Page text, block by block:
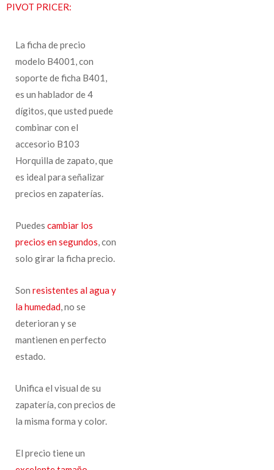
PIVOT PRICER:
La ficha de precio
modelo B4001, con
soporte de ficha B401,
es un hablador de 4
dígitos, que usted puede
combinar con el
accesorio B103
Horquilla de zapato, que
es ideal para señalizar
precios en zapaterías.
Puedes cambiar los
precios en segundos, con
solo girar la ficha precio.
Son resistentes al agua y
la humedad, no se
deterioran y se
mantienen en perfecto
estado.
Unifica el visual de su
zapatería, con precios de
la misma forma y color.
El precio tiene un